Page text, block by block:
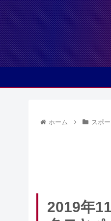
ホーム スポ
2019年